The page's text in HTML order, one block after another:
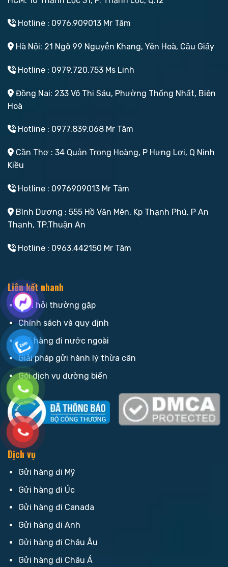
Hotline : 0976.909013 Mr Tâm
Hà Nội: 21 Ngõ 99 Nguyễn Khang, Yên Hoà, Cầu Giấy
Hotline : 0979.720.753 Ms Linh
Đồng Nai: 233 Võ Thị Sáu, Phường Thống Nhất, Biên
Hoà
Hotline : 0977.839.068 Mr Tâm
Cần Thơ : 34 Quản Trọng Hoàng, P Hưng Lợi, Q Ninh
Kiều
Hotline : 0976909013 Mr Tâm
Bình Dương : 555 Hồ Văn Mên, Kp Thạnh Phú, P An
Thạnh, TP.Thuận An
Hotline : 0963.442150 Mr Tâm
Liên kết nhanh
Câu hỏi thường gặp
Chính sách và quy định
Gửi hàng đi nước ngoài
Giải pháp gửi hành lý thừa cân
Gói dịch vụ đường biển
Dịch vụ
Gửi hàng đi Mỹ
Gửi hàng đi Úc
Gửi hàng đi Canada
Gửi hàng đi Anh
Gửi hàng đi Châu Âu
Gửi hàng đi Châu Á